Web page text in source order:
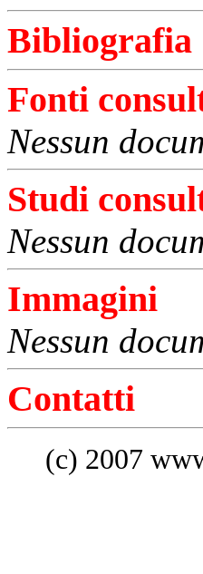
Bibliografia
Fonti
Nessun
Studi
Nessun
Immagini
Nessun
Contatti
(c) 2007